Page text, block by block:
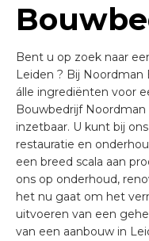
Bent u op zoek naar
Leiden ? Bij
álle ingrediënten voor
Bouwbedrijf
inzetbaar. U kunt bij
restauratie en
een breed scala aan
ons op onderhoud,
het nu gaat om het
uitvoeren van een
van een aanbouw in